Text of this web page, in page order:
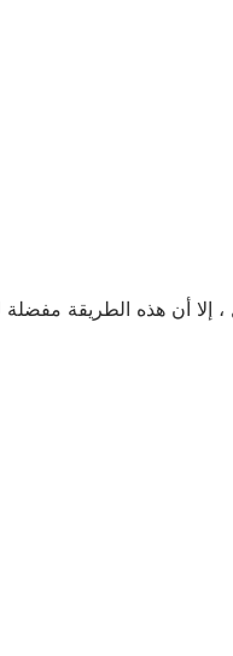
أن هذه الطريقة مفضلة